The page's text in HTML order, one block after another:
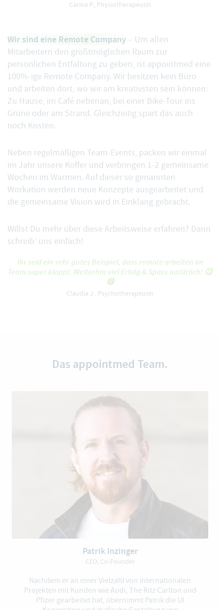
Carina P., Physiotherapeutin
Wir sind eine Remote Company – Um allen
Mitarbeitern den größtmöglichen Raum zur
persönlichen Entfaltung zu geben, ist appointmed eine
100%-ige Remote Company. Wir besitzen kein Büro
und arbeiten dort, wo wir am kreativsten sein können:
Zu Hause, im Café nebenan, bei einer Bike-Tour ins
Grüne oder am Strand. Gleichzeitig spart das auch
noch Kosten.
Neben regelmäßigen Team-Events, packen wir einmal
im Jahr unsere Koffer und verbringen 1-2 gemeinsame
Wochen im Warmen. Auf dieser so genannten
Workation werden neue Konzepte ausgearbeitet und
die gemeinsame Vision wird in Einklang gebracht.
Willst Du mehr über diese Arbeitsweise erfahren? Dann
schreib’ uns einfach!
Ihr seid ein sehr gutes Beispiel, dass remote arbeiten im
Team super klappt. Weiterhin viel Erfolg & Spass natürlich! 😉
😄
Claudia J., Psychotherapeutin
Das appointmed Team.
Patrik Inzinger
CEO, Co-Founder
Nachdem er an einer Vielzahl von internationalen
Projekten mit Kunden wie Audi, The Ritz Carlton und
Pfizer gearbeitet hat, übernimmt Patrik die UI